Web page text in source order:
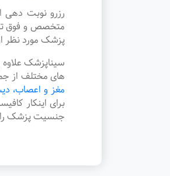
رزرو نوبت
متخصص و فوق
پزشک مورد نظر
سیناپزشک
های مختلف از
مغز و اعصاب،
برای اینکار
جنسیت پزشک را